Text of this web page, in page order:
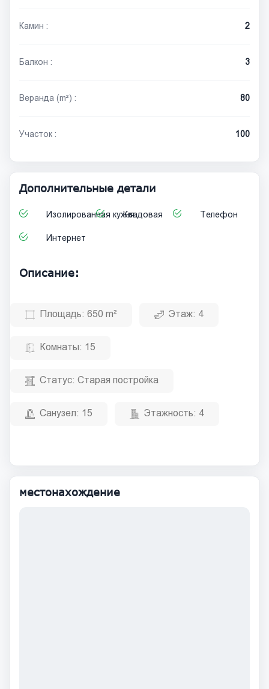
Камин : 2
Балкон : 3
Веранда (m²) : 80
Участок : 100
Дополнительные детали
Изолированная кухняКладовая Телефон
Интернет
Описание:
Площадь: 650 m² Этаж: 4
Комнаты: 15
Статус: Старая постройка
Санузел: 15 Этажность: 4
местонахождение